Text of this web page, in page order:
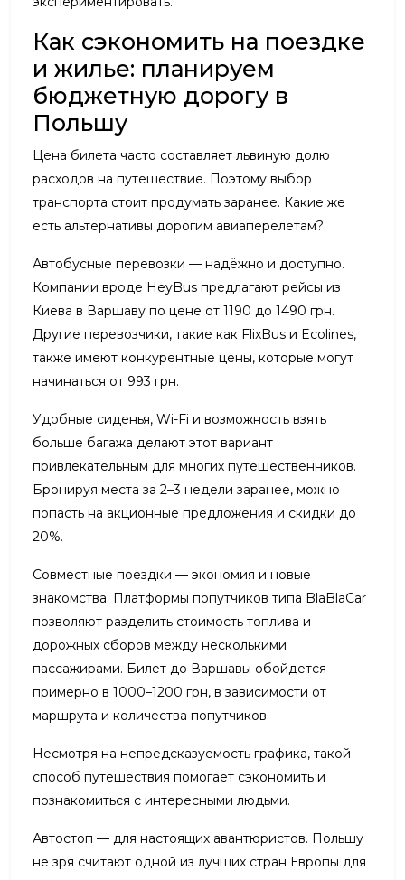
Как сэкономить на поездке
и жилье: планируем
бюджетную дорогу в
Польшу
Цена билета часто составляет львиную долю
расходов на путешествие. Поэтому выбор
транспорта стоит продумать заранее. Какие же
есть альтернативы дорогим авиаперелетам?
Автобусные перевозки — надёжно и доступно.
Компании вроде HeyBus предлагают рейсы из
Киева в Варшаву по цене от 1190 до 1490 грн.
Другие перевозчики, такие как FlixBus и Ecolines,
также имеют конкурентные цены, которые могут
начинаться от 993 грн.
Удобные сиденья, Wi-Fi и возможность взять
больше багажа делают этот вариант
привлекательным для многих путешественников.
Бронируя места за 2–3 недели заранее, можно
попасть на акционные предложения и скидки до
20%.
Совместные поездки — экономия и новые
знакомства. Платформы попутчиков типа BlaBlaCar
позволяют разделить стоимость топлива и
дорожных сборов между несколькими
пассажирами. Билет до Варшавы обойдется
примерно в 1000–1200 грн, в зависимости от
маршрута и количества попутчиков.
Несмотря на непредсказуемость графика, такой
способ путешествия помогает сэкономить и
познакомиться с интересными людьми.
Автостоп — для настоящих авантюристов. Польшу
не зря считают одной из лучших стран Европы для